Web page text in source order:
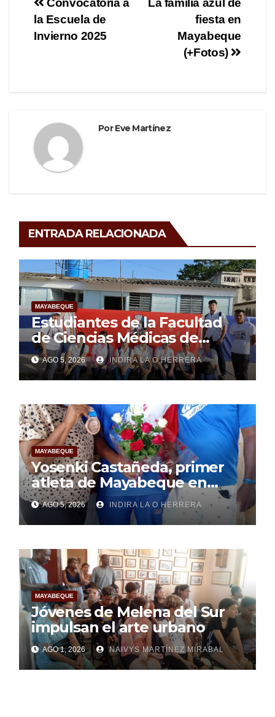
b
o
a
m
Navegación
de
La familia azul de
fiesta en
Mayabeque
(+Fotos)
Convocatoria a
la Escuela de
Invierno 2025
PorEve Martínez
ENTRADA RELACIONADA
MAYABEQUE
Estudiantes de la Facultad
de Ciencias Médicas de
Mayabeque realizan
pesquisa
AGO 5, 2026 INDIRA LA O HERRERA
MAYABEQUE
Yosenki Castañeda, primer
atleta de Mayabeque en
subir al podio
centroamericano
AGO 5, 2026 INDIRA LA O HERRERA
MAYABEQUE
Jóvenes de Melena del Sur
impulsan el arte urbano
AGO 1, 2026 NAIVYS MARTÍNEZ MIRABAL